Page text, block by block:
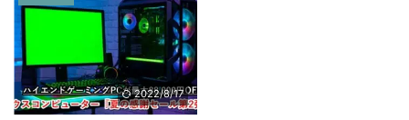
2022/8/17